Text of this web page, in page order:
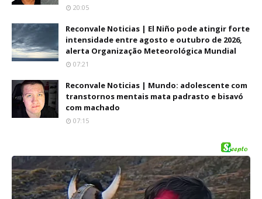
20:05
Reconvale Noticias | El Niño pode atingir forte
intensidade entre agosto e outubro de 2026,
alerta Organização Meteorológica Mundial
07:21
Reconvale Noticias | Mundo: adolescente com
transtornos mentais mata padrasto e bisavó
com machado
07:15